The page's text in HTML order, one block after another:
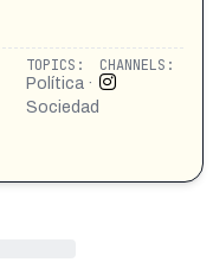
TOPICS:
Política ·
Sociedad
CHANNELS: